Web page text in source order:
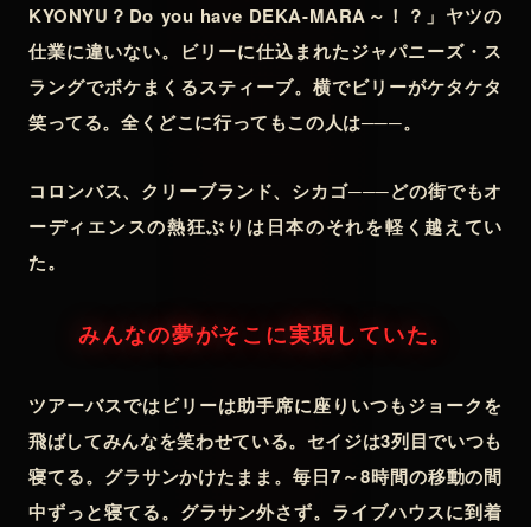
KYONYU？Do you have DEKA-MARA～！？」ヤツの
仕業に違いない。ビリーに仕込まれたジャパニーズ・ス
ラングでボケまくるスティーブ。横でビリーがケタケタ
笑ってる。全くどこに行ってもこの人は───。
コロンバス、クリーブランド、シカゴ───どの街でもオ
ーディエンスの熱狂ぶりは日本のそれを軽く越えてい
た。
みんなの夢がそこに実現していた。
ツアーバスではビリーは助手席に座りいつもジョークを
飛ばしてみんなを笑わせている。セイジは3列目でいつも
寝てる。グラサンかけたまま。毎日7～8時間の移動の間
中ずっと寝てる。グラサン外さず。ライブハウスに到着